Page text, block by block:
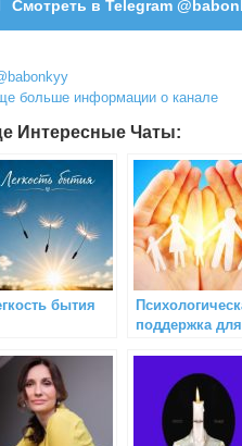
Смотреть в Telegram
больше информации о канале
Интересные Чаты:
бытия
поддержка для